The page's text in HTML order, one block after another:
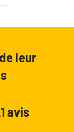
leur
avis